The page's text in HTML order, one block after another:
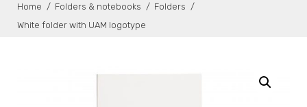
Home / Folders & notebooks / Folders /
White folder with UAM logotype